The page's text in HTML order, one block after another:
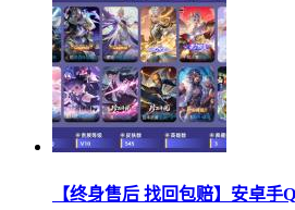
【终身售后 找回包赔】安卓手